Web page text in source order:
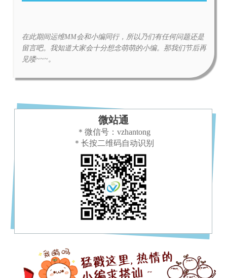
在此期间运维MM会和小编同行，所以乃们有任何问题还是
留言吧。我知道大家会十分想念萌萌的小编。那我们节后再
见喽~~~。
微站通
＊微信号：vzhantong
＊长按二维码自动识别